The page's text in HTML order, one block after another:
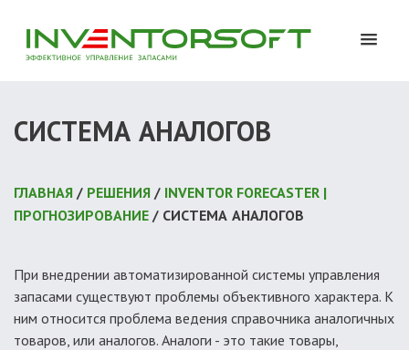
СИСТЕМА АНАЛОГОВ
ГЛАВНАЯ / РЕШЕНИЯ / INVENTOR FORECASTER |
ПРОГНОЗИРОВАНИЕ / СИСТЕМА АНАЛОГОВ
При внедрении автоматизированной системы управления
запасами существуют проблемы объективного характера. К
ним относится проблема ведения справочника аналогичных
товаров, или аналогов. Аналоги - это такие товары,